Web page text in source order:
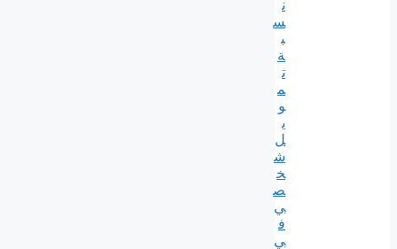
ن
س
ب
ة
ت
م
و
ي
ل
ش
خ
ص
ي
ف
ي